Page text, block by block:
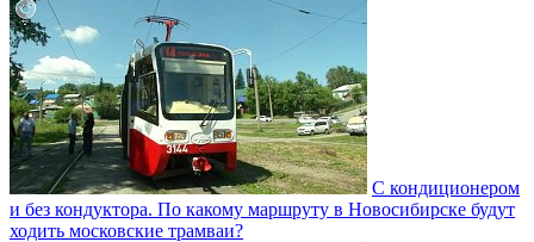
С кондиционером
и без кондуктора. По какому маршруту в Новосибирске будут
ходить московские трамваи?